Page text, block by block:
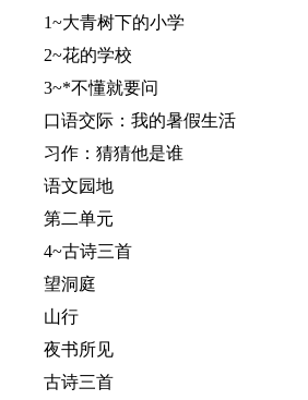
1~大青树下的小学
2~花的学校
3~*不懂就要问
口语交际：我的暑假生活
习作：猜猜他是谁
语文园地
第二单元
4~古诗三首
望洞庭
山行
夜书所见
古诗三首